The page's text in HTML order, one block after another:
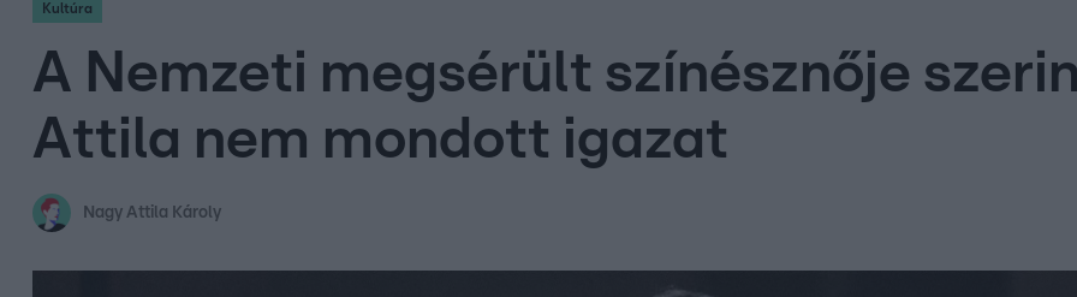
Kultúra
A Nemzeti megsérült színésznője
Attila nem mondott igazat
Nagy Attila Károly